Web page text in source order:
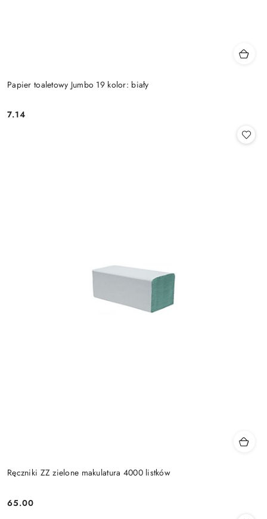
Papier toaletowy Jumbo 19 kolor: biały
Cena:
7.14
Ręczniki ZZ zielone makulatura 4000 listków
Cena:
65.00